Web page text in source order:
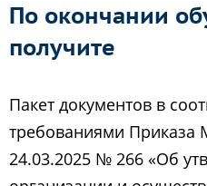
По окончании
получите
Пакет документов в
требованиями Приказа
24.03.2025 № 266 «Об